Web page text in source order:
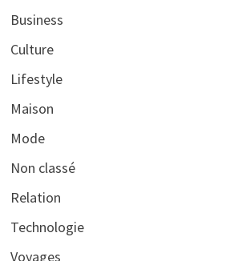
Business
Culture
Lifestyle
Maison
Mode
Non classé
Relation
Technologie
Voyages